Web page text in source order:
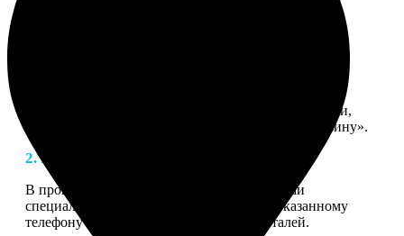
Нажмите «Сделать заказ», выберите тип продукции,
загрузите фотографии, нажмите «Добавить в корзину».
2. МАКЕТ
В процессе подготовки заказа к печати наши
специалисты могут связаться с Вами по указанному
телефону или email для согласования деталей.